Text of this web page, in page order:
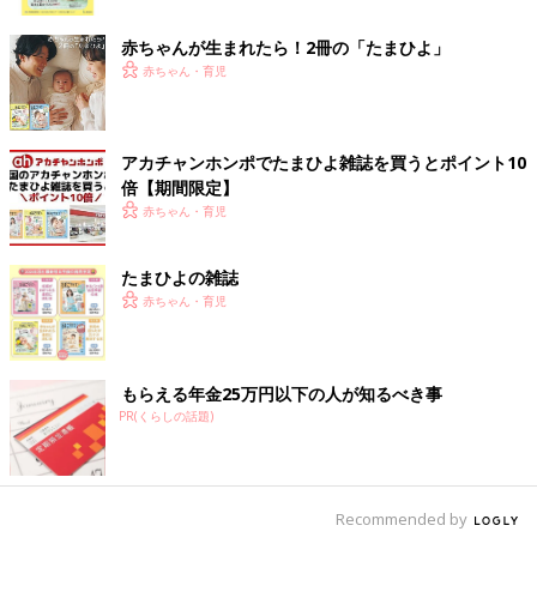
育児が大変なときも「笑いに変換!」をモットーに楽しく過ごし
ています!!
Twitter @uchinokoto
■関連記事
・[10年ぶりに妊娠しました]記事一覧
・[ヒビユウの育児絵日記]の記事一覧
・新米ママハトコの記事一覧
・[うちのリボンちゃん]の記事一覧
・ 御手洗直子の「つっこみが止まらないコマダム日記」記事一覧
前の話
[うちのこと。子ども
２人育ててます！＃
15] ましちゃんの心配
事。
次の話
赤ちゃんが生まれたら！2冊の「たまひよ」
赤ちゃん・育児
アカチャンホンポでたまひよ雑誌を買うとポイント10
倍【期間限定】
赤ちゃん・育児
たまひよの雑誌
赤ちゃん・育児
もらえる年金25万円以下の人が知るべき事
PR(くらしの話題)
Recommended by